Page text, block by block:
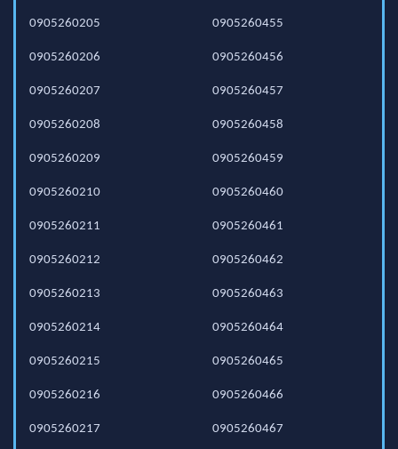
0905260205
0905260206
0905260207
0905260208
0905260209
0905260210
0905260211
0905260212
0905260213
0905260214
0905260215
0905260216
0905260217
0905260455
0905260456
0905260457
0905260458
0905260459
0905260460
0905260461
0905260462
0905260463
0905260464
0905260465
0905260466
0905260467